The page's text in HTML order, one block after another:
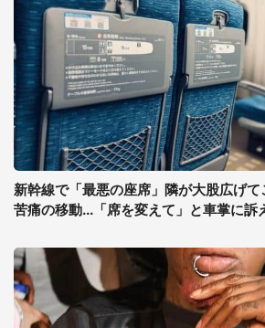
新幹線で「最悪の座席」隣が大股広げて
苦痛の移動...「席を変えて」と車掌に訴